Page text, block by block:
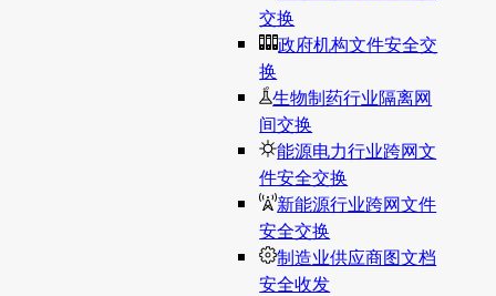
交换
政府机构文件安全交
换
生物制药行业隔离网
间交换
能源电力行业跨网文
件安全交换
新能源行业跨网文件
安全交换
制造业供应商图文档
安全收发